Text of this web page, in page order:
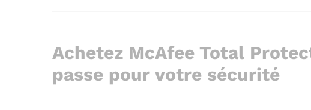
Achetez McAfee Total
passe pour votre sécurité